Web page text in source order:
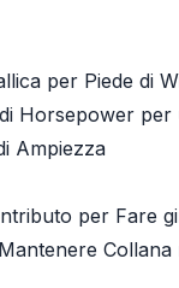
per Piede di
Horsepower per
Ampiezza
per Fare